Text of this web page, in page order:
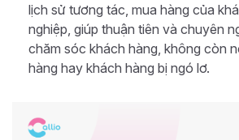
lịch sử tương tác, mua hàng của
nghiệp, giúp thuận tiên và chuyên
chăm sóc khách hàng, không còn
hàng hay khách hàng bị ngó lơ.